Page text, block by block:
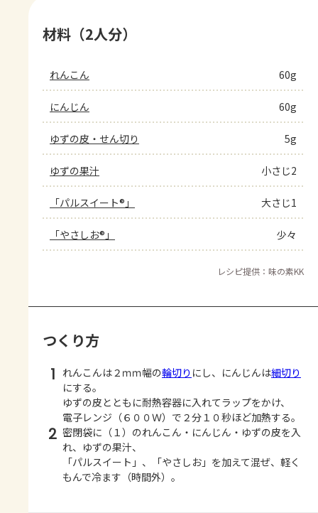
材料（2人分）
れんこん 60g
にんじん 60g
ゆずの皮・せん切り 5g
ゆずの果汁 小さじ2
「パルスイート®」 大さじ1
「やさしお®」 少々
レシピ提供：味の素KK
つくり方
1 れんこんは２ｍｍ幅の輪切り にし、にんじんは細切り
にする。
ゆずの皮とともに耐熱容器に入れてラップをかけ、
電子レンジ（６００Ｗ）で２分１０秒ほど加熱する。
2 密閉袋に（１）のれんこん・にんじん・ゆずの皮を入
れ、ゆずの果汁、
「パルスイート」、「やさしお」を加えて混ぜ、軽く
もんで冷ます（時間外）。